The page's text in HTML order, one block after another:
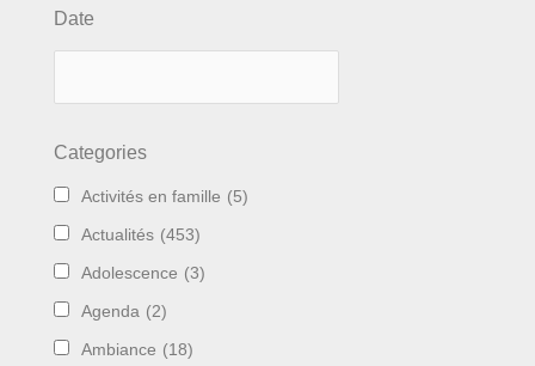
Date
Categories
Activités en famille (5)
Actualités (453)
Adolescence (3)
Agenda (2)
Ambiance (18)